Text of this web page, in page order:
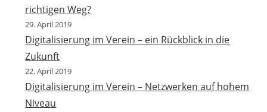
richtigen Weg?
29. April 2019
Digitalisierung im Verein – ein Rückblick in die
Zukunft
22. April 2019
Digitalisierung im Verein – Netzwerken auf hohem
Niveau